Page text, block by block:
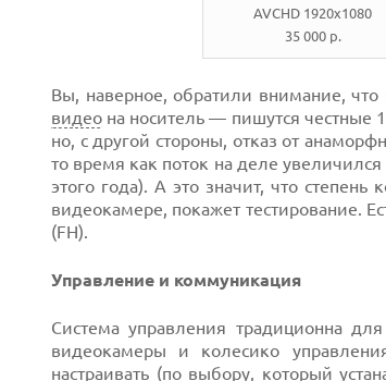
AVCHD 1920x1080
35 000 р.
Вы, наверное, обратили внимание,
видео на носитель — пишутся честные
но, с другой стороны, отказ от
то время как поток на деле увеличился
этого года). А это значит, что
видеокамере, покажет тестирование.
(FH).
Управление и коммуникация
Система управления традиционна
видеокамеры и колесико
настраивать (по выбору, который